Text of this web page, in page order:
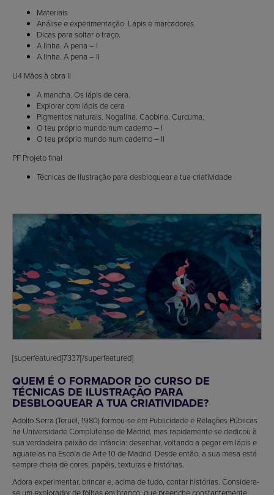
Materiais
Análise e experimentação. Lápis e marcadores.
Dicas para soltar o traço.
A linha. A pena – I
A linha. A pena – II
U4 Mãos à obra II
A mancha. Os lápis de cera.
Explorar com lápis de cera
Pigmentos naturais. Nogalina. Caobina. Curcuma.
O teu próprio mundo num caderno – I
O teu próprio mundo num caderno – II
PF Projeto final
Técnicas de Ilustração para desbloquear a tua criatividade
[superfeatured]7337[/superfeatured]
QUEM É O FORMADOR DO CURSO DE
TÉCNICAS DE ILUSTRAÇÃO PARA
DESBLOQUEAR A TUA CRIATIVIDADE?
Adolfo Serra (Teruel, 1980) formou-se em Publicidade e Relações Públicas
na Universidade Complutense de Madrid, mas rapidamente se dedicou à
sua verdadeira paixão de infância: desenhar, voltando a pegar em lápis e
aguarelas na Escola de Arte 10 de Madrid. Desde então, a sua mesa está
sempre cheia de cores, papéis, texturas e histórias.
Adora experimentar, brincar e, acima de tudo, contar histórias. Considera-
se um explorador de folhas em branco, que preenche constantemente